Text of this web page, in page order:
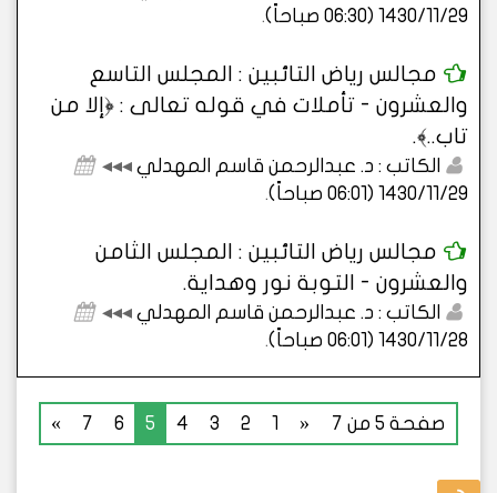
1430/11/29 (06:30 صباحاً)
.
مجالس رياض التائبين : المجلس التاسع
والعشرون - تأملات في قوله تعالى : ﴿إلا من
تاب..﴾.
الكاتب : د. عبدالرحمن قاسم المهدلي ◂◂◂
1430/11/29 (06:01 صباحاً)
.
مجالس رياض التائبين : المجلس الثامن
والعشرون - التوبة نور وهداية.
الكاتب : د. عبدالرحمن قاسم المهدلي ◂◂◂
1430/11/28 (06:01 صباحاً)
.
صفحة 5 من 7 «
1
2
3
4
5
6
7
»